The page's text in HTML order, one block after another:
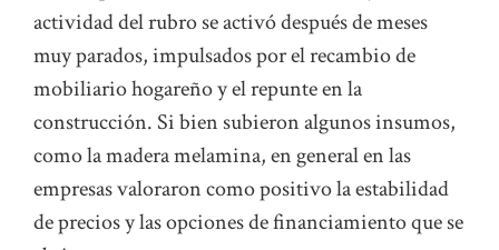
actividad del rubro se activó después de meses
muy parados, impulsados por el recambio de
mobiliario hogareño y el repunte en la
construcción. Si bien subieron algunos insumos,
como la madera melamina, en general en las
empresas valoraron como positivo la estabilidad
de precios y las opciones de financiamiento que se